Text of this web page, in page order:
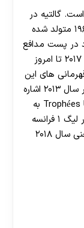
گالتیه در
حال حاضر ۵۴ سال سن دارد و در ۲۳ اوت ۱۹۶۶ متولد شده
در پست مدافع
بازی می کرده است. او با ۱.۷۶ متر قد از سال ۲۰۱۷ تا امروز
های این
مربی می توان به دریافت عنوان بهترین مدیر سال ۲۰۱۳ اشاره
کرد که او این جایزه را در Trophées UNFP du football به
خود اختصاص داد. او همچنین مقام دو را در لیگ ۱ فرانسه
در سال ۲۰۱۹ کسب کرد و و در سال قبلش یعنی سال ۲۰۱۸